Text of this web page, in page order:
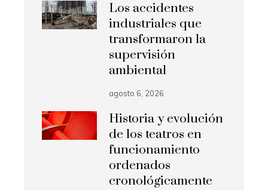
Los accidentes
industriales que
transformaron la
supervisión
ambiental
agosto 6, 2026
Historia y evolución
de los teatros en
funcionamiento
ordenados
cronológicamente